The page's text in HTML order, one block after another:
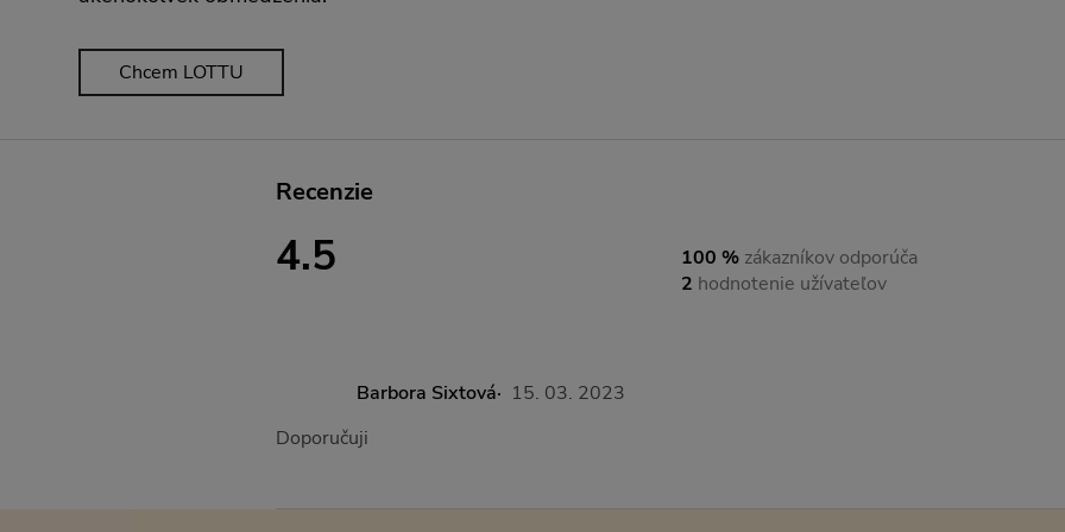
Chcem LOTTU
Recenzie
4.5 100 %zákazníkov odporúča
2 hodnotenie užívateľov
Barbora Sixtová
15. 03. 2023
Doporučuji